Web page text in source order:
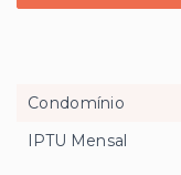
Condomínio
IPTU Mensal